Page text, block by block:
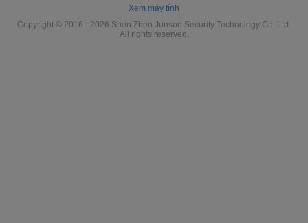
Xem máy tính
Copyright © 2016 - 2026 Shen Zhen Junson Security Technology Co. Ltd.
All rights reserved.